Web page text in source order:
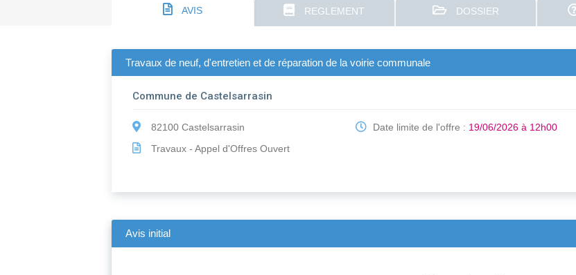
AVIS REGLEMENT DOSSIER
Travaux de neuf, d'entretien et de réparation de la voirie communale
Commune de Castelsarrasin
82100 Castelsarrasin
Travaux - Appel d'Offres Ouvert
Date limite de l'offre : 19/06/2026 à 12h00
Avis initial